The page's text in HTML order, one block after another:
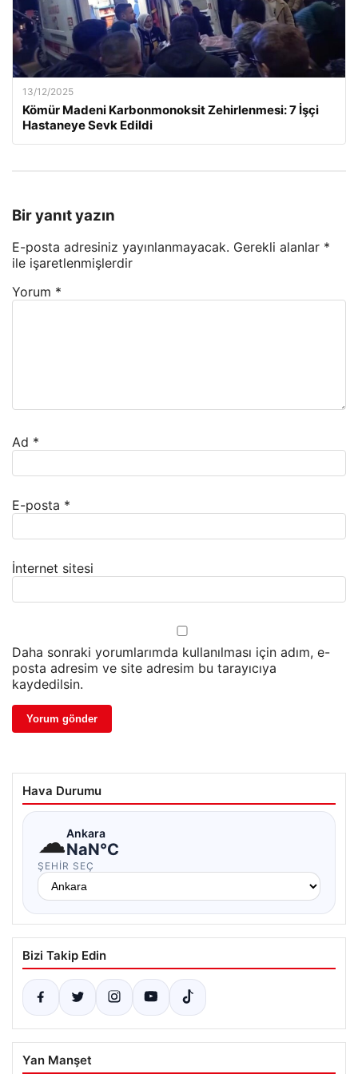
13/12/2025
Kömür Madeni Karbonmonoksit Zehirlenmesi: 7 İşçi
Hastaneye Sevk Edildi
Bir yanıt yazın
E-posta adresiniz yayınlanmayacak. Gerekli alanlar *
ile işaretlenmişlerdir
Yorum *
Ad *
E-posta *
İnternet sitesi
Daha sonraki yorumlarımda kullanılması için adım, e-
posta adresim ve site adresim bu tarayıcıya
kaydedilsin.
Hava Durumu
☁Ankara
NaN°C
ŞEHIR SEÇ
Bizi Takip Edin
Yan Manşet